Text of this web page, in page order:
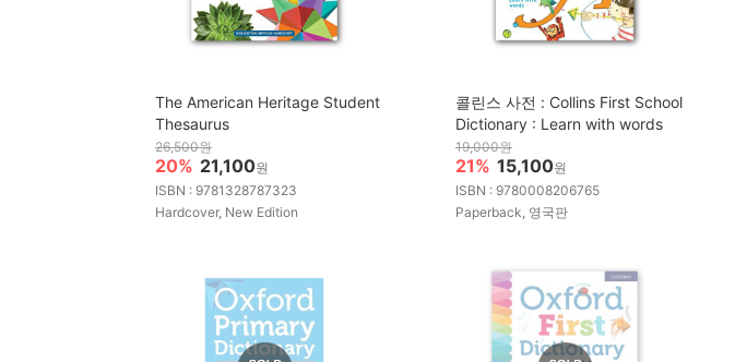
The American Heritage Student
Thesaurus
26,500원
20% 21,100원
ISBN : 9781328787323
Hardcover, New Edition
콜린스 사전 : Collins First School
Dictionary : Learn with words
19,000원
21% 15,100원
ISBN : 9780008206765
Paperback, 영국판